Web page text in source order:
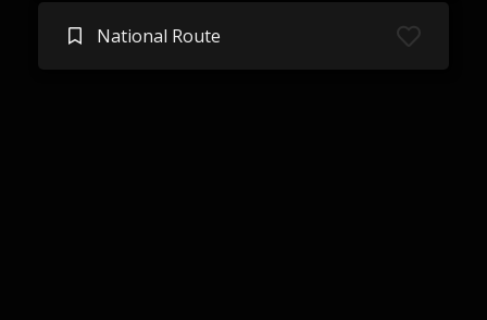
National Route